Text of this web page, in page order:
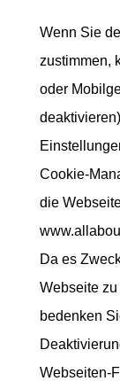
Wenn Sie
zustimmen,
oder
Cookie-
die
Da es
Webseite
bedenken
Webseiten-